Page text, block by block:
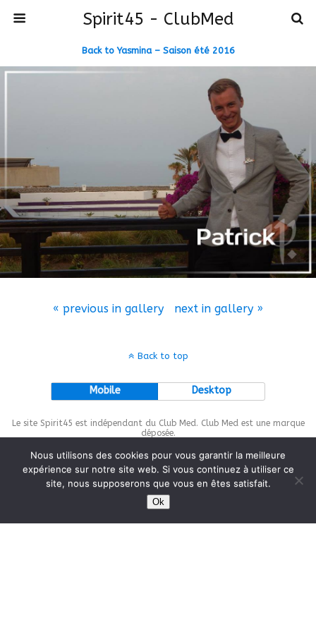
Spirit45 - ClubMed
Back to Yasmina – Saison été 2016
« previous in gallery next in gallery »
Back to top
Mobile Desktop
Le site Spirit45 est indépendant du Club Med. Club Med est une marque
déposée.
This site is protected bywp-copyrightpro.com
Nous utilisons des cookies pour vous garantir la meilleure
expérience sur notre site web. Si vous continuez à utiliser ce
site, nous supposerons que vous en êtes satisfait.
Ok